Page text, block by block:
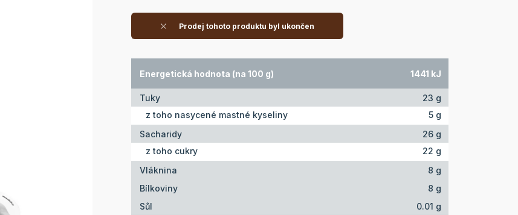
Prodej tohoto produktu byl ukončen
Energetická hodnota (na 100 g) 1441 kJ
Tuky
23 g
z toho nasycené mastné kyseliny
5 g
Sacharidy
26 g
z toho cukry
22 g
Vláknina
8 g
Bílkoviny
8 g
Sůl
0.01 g